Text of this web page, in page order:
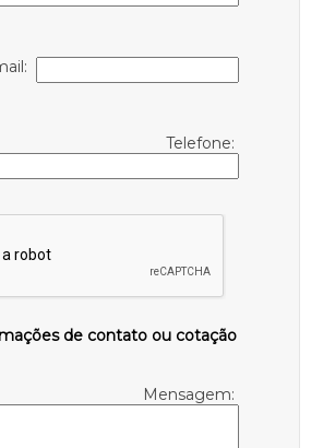
Telefone:
de contato ou cotação
Mensagem: